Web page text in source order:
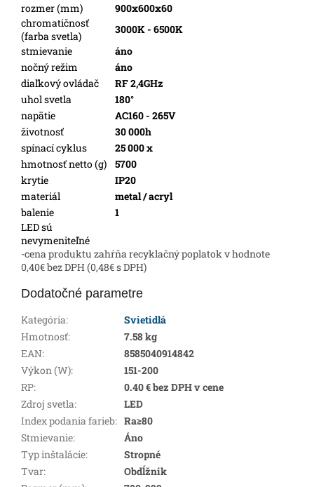
rozmer (mm)
900x600x60
chromatičnosť
(farba svetla)
3000K - 6500K
stmievanie
áno
nočný režim
áno
diaľkový ovládač
RF 2,4GHz
uhol svetla
180°
napätie
AC160 - 265V
životnosť
30 000h
spínací cyklus
25 000 x
hmotnosť netto (g)
5700
krytie
IP20
materiál
metal / acryl
balenie
1
LED sú
nevymeniteľné
-cena produktu zahŕňa recyklačný poplatok v hodnote
0,40€ bez DPH (0,48€ s DPH)
Dodatočné parametre
Kategória:
Svietidlá
Hmotnosť:
7.58 kg
EAN:
8585040914842
Výkon (W):
151-200
RP:
0.40 € bez DPH v cene
Zdroj svetla:
LED
Index podania farieb: Ra≥80
Stmievanie:
Áno
Typ inštalácie:
Stropné
Tvar:
Obdĺžnik